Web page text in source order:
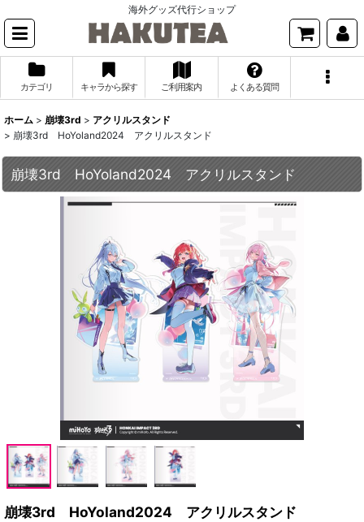
海外グッズ代行ショップ
カテゴリ キャラから探す ご利用案内 よくある質問
ホーム > 崩壊3rd > アクリルスタンド
> 崩壊3rd HoYoland2024 アクリルスタンド
崩壊3rd HoYoland2024 アクリルスタンド
崩壊3rd HoYoland2024 アクリルスタンド